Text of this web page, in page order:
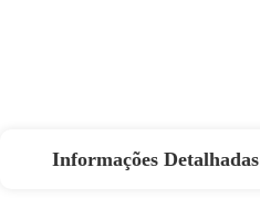
Informações Detalhadas